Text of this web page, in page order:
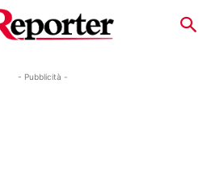
- Pubblicità -